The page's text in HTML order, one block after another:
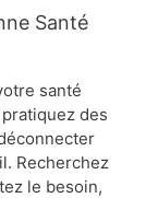
santé
des
Recherchez
le besoin,